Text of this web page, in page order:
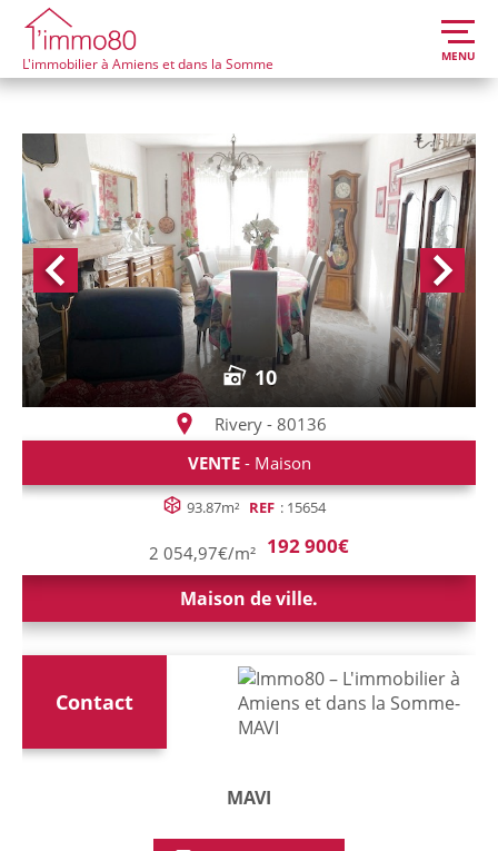
L'immobilier à Amiens et dans la Somme MENU
10
Rivery - 80136
VENTE- Maison
93.87m² REF : 15654
2 054,97€/m² 192 900€
Maison de ville.
Contact
MAVI